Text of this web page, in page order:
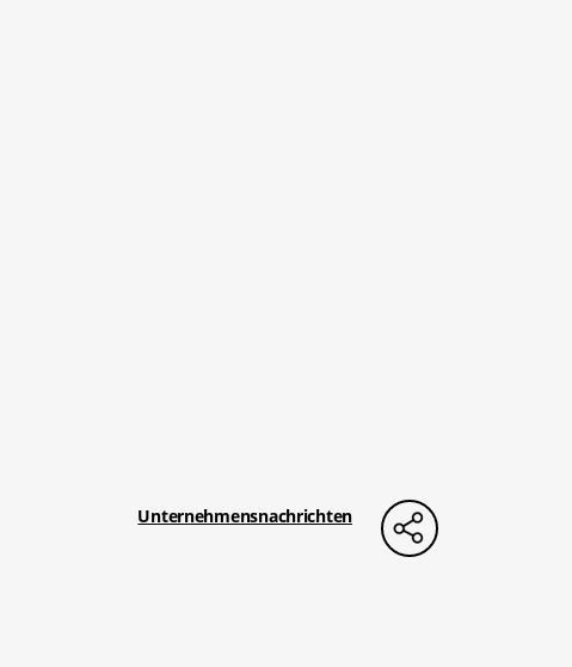
Unternehmensnachrichten